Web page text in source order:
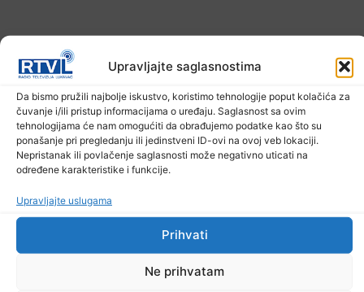
Upravljajte saglasnostima
Da bismo pružili najbolje iskustvo, koristimo tehnologije poput kolačića za
čuvanje i/ili pristup informacijama o uređaju. Saglasnost sa ovim
tehnologijama će nam omogućiti da obrađujemo podatke kao što su
ponašanje pri pregledanju ili jedinstveni ID-ovi na ovoj veb lokaciji.
Nepristanak ili povlačenje saglasnosti može negativno uticati na
određene karakteristike i funkcije.
Upravljajte uslugama
Prihvati
Ne prihvatam
Upozorenje za narednih sedam dana: Požari
prijete Balkanu, u rizičnoj zoni nalazi se i BiH
6. Augusta 2026.